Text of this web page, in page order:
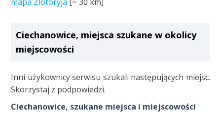
Ciechanowice, miejsca szukane w okolicy
miejscowości
Inni użykownicy serwisu szukali następujących miejsc.
Skorzystaj z podpowiedzi.
Ciechanowice, szukane miejsca i miejscowości